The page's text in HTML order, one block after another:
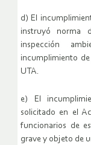
d) El
instruyó norma
inspección
incumplimiento
UTA.
e) El
solicitado en el
funcionarios de
grave y objeto de